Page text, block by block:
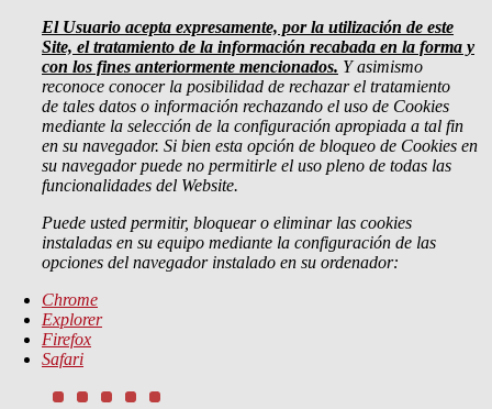
El Usuario acepta expresamente, por la utilización de este
Site, el tratamiento de la información recabada en la forma y
con los fines anteriormente mencionados. Y asimismo
reconoce conocer la posibilidad de rechazar el tratamiento
de tales datos o información rechazando el uso de Cookies
mediante la selección de la configuración apropiada a tal fin
en su navegador. Si bien esta opción de bloqueo de Cookies en
su navegador puede no permitirle el uso pleno de todas las
funcionalidades del Website.
Puede usted permitir, bloquear o eliminar las cookies
instaladas en su equipo mediante la configuración de las
opciones del navegador instalado en su ordenador:
Chrome
Explorer
Firefox
Safari